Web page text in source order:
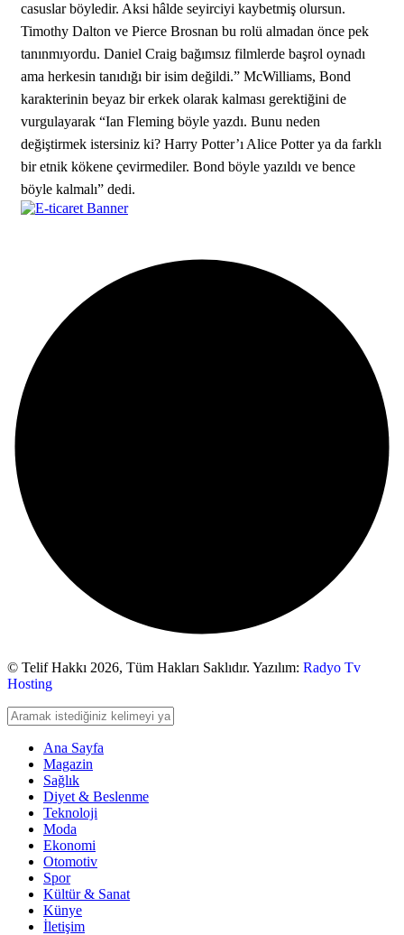
casuslar böyledir. Aksi hâlde seyirciyi kaybetmiş olursun.
Timothy Dalton ve Pierce Brosnan bu rolü almadan önce pek
tanınmıyordu. Daniel Craig bağımsız filmlerde başrol oynadı
ama herkesin tanıdığı bir isim değildi.” McWilliams, Bond
karakterinin beyaz bir erkek olarak kalması gerektiğini de
vurgulayarak “Ian Fleming böyle yazdı. Bunu neden
değiştirmek istersiniz ki? Harry Potter’ı Alice Potter ya da farklı
bir etnik kökene çevirmediler. Bond böyle yazıldı ve bence
böyle kalmalı” dedi.
© Telif Hakkı 2026, Tüm Hakları Saklıdır. Yazılım: Radyo Tv
Hosting
Ana Sayfa
Magazin
Sağlık
Diyet & Beslenme
Teknoloji
Moda
Ekonomi
Otomotiv
Spor
Kültür & Sanat
Künye
İletişim